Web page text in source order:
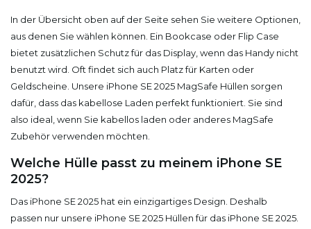
In der Übersicht oben auf der Seite sehen Sie weitere Optionen,
aus denen Sie wählen können. Ein Bookcase oder Flip Case
bietet zusätzlichen Schutz für das Display, wenn das Handy nicht
benutzt wird. Oft findet sich auch Platz für Karten oder
Geldscheine. Unsere iPhone SE 2025 MagSafe Hüllen sorgen
dafür, dass das kabellose Laden perfekt funktioniert. Sie sind
also ideal, wenn Sie kabellos laden oder anderes MagSafe
Zubehör verwenden möchten.
Welche Hülle passt zu meinem iPhone SE
2025?
Das iPhone SE 2025 hat ein einzigartiges Design. Deshalb
passen nur unsere iPhone SE 2025 Hüllen für das iPhone SE 2025.